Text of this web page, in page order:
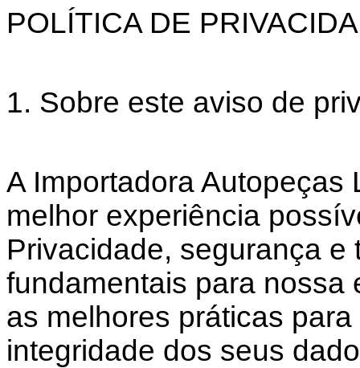
POLÍTICA DE
1. Sobre este aviso de
A Importadora Autopeças
melhor experiência
Privacidade, segurança
fundamentais para nossa
as melhores práticas
integridade dos seus